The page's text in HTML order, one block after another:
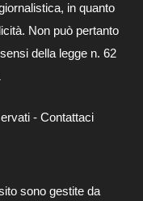
in quanto
Non può pertanto
della legge n. 62
- Contattaci
sono gestite da